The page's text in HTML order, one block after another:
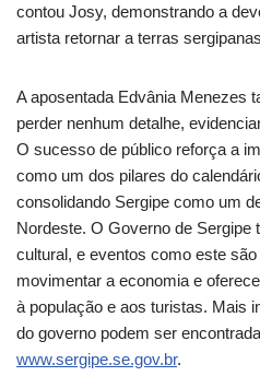
contou Josy, demonstrando a
artista retornar a terras
A aposentada Edvânia Menezes
perder nenhum detalhe,
O sucesso de público reforça a
como um dos pilares do
consolidando Sergipe como um
Nordeste. O Governo de Sergipe
cultural, e eventos como este
movimentar a economia e
à população e aos turistas. Mais
do governo podem ser
www.sergipe.se.gov.br.